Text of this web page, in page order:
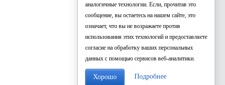
аналогичные технологии. Если, прочитав это
сообщение, вы остаетесь на нашем сайте, это
означает, что вы не возражаете против
использования этих технологий и предоставляете
согласие на обработку ваших персональных
данных с помощью сервисов веб-аналитики.
Хорошо Подробнее